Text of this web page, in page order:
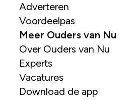
Adverteren
Voordeelpas
Meer Ouders van Nu
Over Ouders van Nu
Experts
Vacatures
Download de app